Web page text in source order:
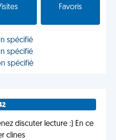
Favoris
spécifié
spécifié
spécifié
discuter lecture :) En ce
clines